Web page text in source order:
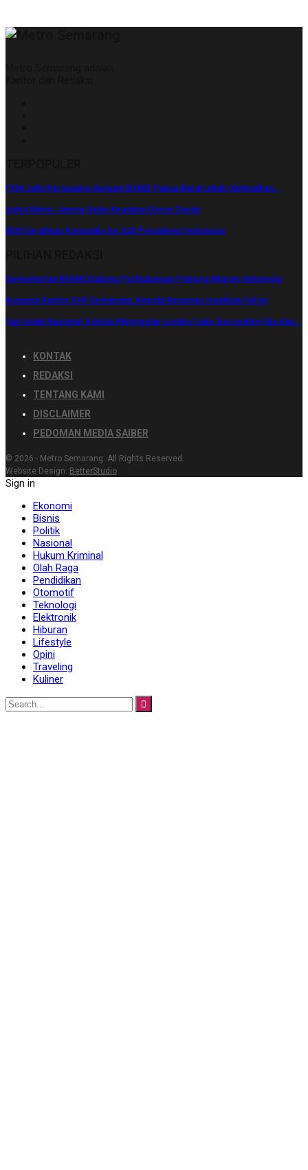
PGN Jalin Kerjasama dengan BUMD Papua Barat untuk Optimalkan…
Astra Motor Jateng Gelar Kegiatan Donor Darah
W20 Serahkan Komunike ke G20 Presidensi Indonesia
Kementerian BUMN Dukung Perlindungan Pekerja Migran Indonesia
Kunjungi Kantor SAR Semarang, Kepala Basarnas Ingatkan Hal ini
Hari Anak Nasional, Kokola Menggelar Lomba Cake Decoration Ibu dan…
KONTAK
REDAKSI
TENTANG KAMI
DISCLAIMER
PEDOMAN MEDIA SAIBER
© 2026 - Metro Semarang. All Rights Reserved.
Website Design: BetterStudio
Sign in
Ekonomi
Bisnis
Politik
Nasional
Hukum Kriminal
Olah Raga
Pendidikan
Otomotif
Teknologi
Elektronik
Hiburan
Lifestyle
Opini
Traveling
Kuliner